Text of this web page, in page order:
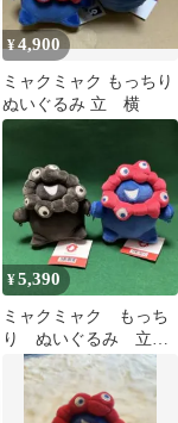
¥4,900
ミャクミャク もっちり
ぬいぐるみ 立 横
¥5,390
ミャクミャク もっち
り ぬいぐるみ 立 2
セット 黒ミャクミャ
ク 灰黒